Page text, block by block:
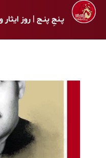
پـنجِ پنـج | روز